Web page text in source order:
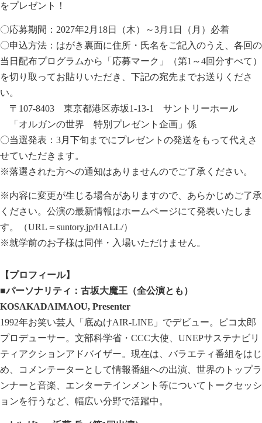
をプレゼント！
〇応募期間：2027年2月18日（木）～3月1日（月）必着
〇申込方法：はがき裏面に住所・氏名をご記入のうえ、各回の
当日配布プログラムから「応募マーク」（第1～4回分すべて）
を切り取ってお貼りいただき、下記の宛先までお送りくださ
い。
〒107-8403 東京都港区赤坂1-13-1 サントリーホール
「オルガンの世界 特別プレゼント企画」係
〇当選発表：3月下旬までにプレゼントの発送をもって代えさ
せていただきます。
※落選された方への通知はありませんのでご了承ください。
※内容に変更が生じる場合がありますので、あらかじめご了承
ください。公演の最新情報はホームページにて発表いたしま
す。（URL＝ suntory.jp/HALL/）
※就学前のお子様は同伴・入場いただけません。
【プロフィール】
■パーソナリティ：古坂大魔王（全公演とも）
KOSAKADAIMAOU, Presenter
1992年お笑い芸人「底ぬけAIR-LINE」でデビュー。ピコ太郎
プロデューサー。文部科学省・CCC大使、UNEPサステナビリ
ティアクションアドバイザー。現在は、バラエティ番組をはじ
め、コメンテーターとして情報番組への出演、世界のトップラ
ンナーと音楽、エンターテインメント等についてトークセッシ
ョンを行うなど、幅広い分野で活躍中。